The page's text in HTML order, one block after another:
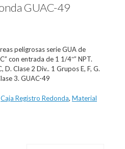
GUAC-49
peligrosas serie GUA de
con entrada de 1 1/4″” NPT.
D. Clase 2 Div.. 1 Grupos E, F, G.
3. GUAC-49
Caja Registro Redonda, Material